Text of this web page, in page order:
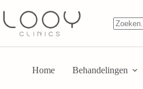
Home Behandelingen